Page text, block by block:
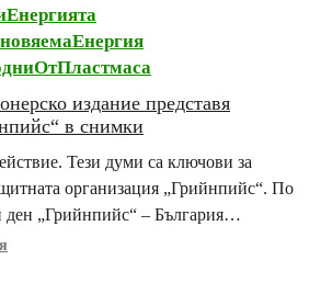
издание представя
в снимки
Тези думи са ключови за
организация „Грийнпийс“. По
„Грийнпийс“ – България
издание на
Views.